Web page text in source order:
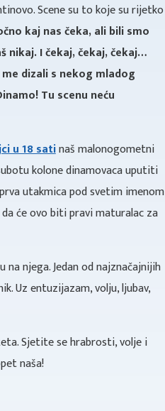
Scene su to koje su rijetko
kaj nas čeka, ali bili smo
nikaj. I čekaj, čekaj, čekaj…
dizali s nekog mladog
Tu scenu neću
u 18 satinaš malonogometni
kolone dinamovaca uputiti
utakmica pod svetim imenom
će ovo biti pravi maturalac za
njega. Jedan od najznačajnijih
Uz entuzijazam, volju, ljubav,
Sjetite se hrabrosti, volje i
naša!